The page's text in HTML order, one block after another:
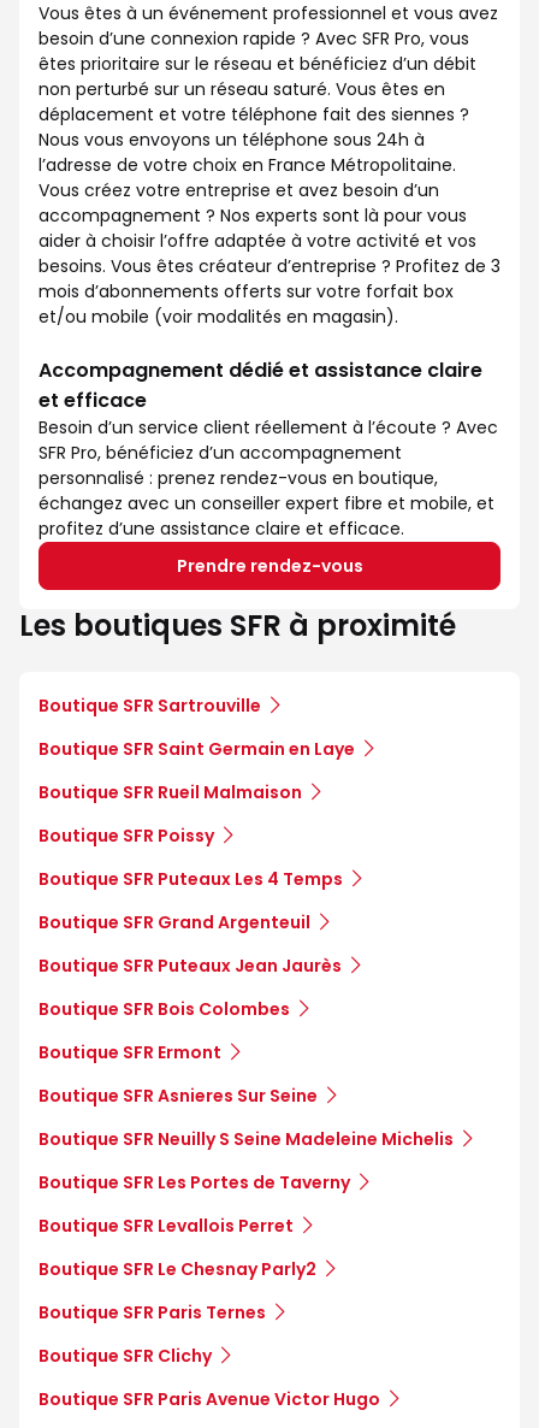
Vous êtes à un événement professionnel et vous avez
besoin d’une connexion rapide ? Avec SFR Pro, vous
êtes prioritaire sur le réseau et bénéficiez d’un débit
non perturbé sur un réseau saturé. Vous êtes en
déplacement et votre téléphone fait des siennes ?
Nous vous envoyons un téléphone sous 24h à
l’adresse de votre choix en France Métropolitaine.
Vous créez votre entreprise et avez besoin d’un
accompagnement ? Nos experts sont là pour vous
aider à choisir l’offre adaptée à votre activité et vos
besoins. Vous êtes créateur d’entreprise ? Profitez de 3
mois d’abonnements offerts sur votre forfait box
et/ou mobile (voir modalités en magasin).
Accompagnement dédié et assistance claire
et efficace
Besoin d’un service client réellement à l’écoute ? Avec
SFR Pro, bénéficiez d’un accompagnement
personnalisé : prenez rendez-vous en boutique,
échangez avec un conseiller expert fibre et mobile, et
profitez d’une assistance claire et efficace.
Prendre rendez-vous
Les boutiques SFR à proximité
Boutique SFR Sartrouville
Boutique SFR Saint Germain en Laye
Boutique SFR Rueil Malmaison
Boutique SFR Poissy
Boutique SFR Puteaux Les 4 Temps
Boutique SFR Grand Argenteuil
Boutique SFR Puteaux Jean Jaurès
Boutique SFR Bois Colombes
Boutique SFR Ermont
Boutique SFR Asnieres Sur Seine
Boutique SFR Neuilly S Seine Madeleine Michelis
Boutique SFR Les Portes de Taverny
Boutique SFR Levallois Perret
Boutique SFR Le Chesnay Parly2
Boutique SFR Paris Ternes
Boutique SFR Clichy
Boutique SFR Paris Avenue Victor Hugo